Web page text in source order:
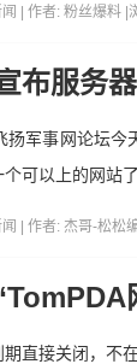
| 作者: 粉丝爆料
布服务
军事网论坛今
可以上的网站
| 作者: 杰哥-松松
直接关闭，不在